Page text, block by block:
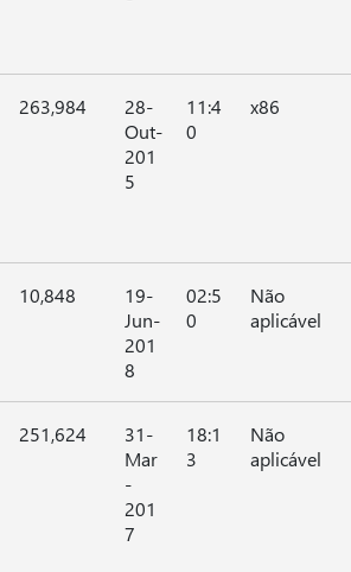
263,984
28-
Out-
201
5
11:4
0
x86
10,848
19-
Jun-
201
8
02:5
0
Não
aplicável
251,624
31-
Mar
-
201
7
18:1
3
Não
aplicável